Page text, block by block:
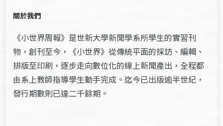
關於我們
《小世界周報》是世新大學新聞學系所學生的實習刊
物，創刊至今，《小世界》從傳統平面的採訪、編輯、
排版至印刷，逐步走向數位化的線上新聞產出，全程都
由系上教師指導學生動手完成。迄今已出版逾半世紀，
發行期數則已達二千餘期。